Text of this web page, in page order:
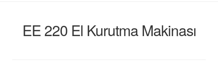
EE 220 El Kurutma Makinası